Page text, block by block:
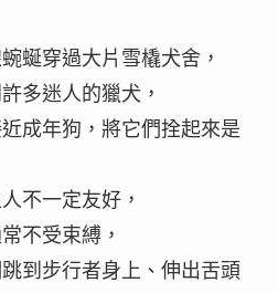
蜒穿過大片雪橇犬舍，
多迷人的獵犬，
成年狗，將它們拴起來是
不一定友好，
不受束縛，
到步行者身上、伸出舌頭